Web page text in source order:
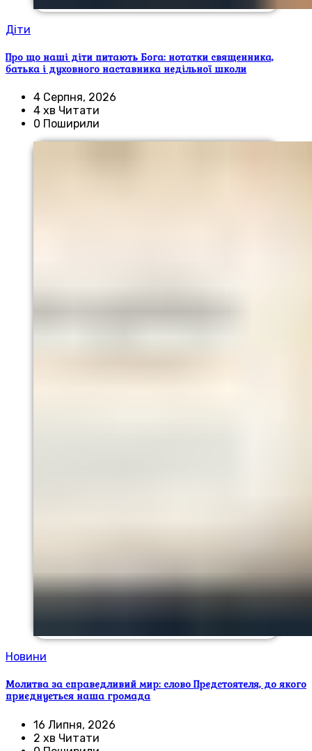
Діти
Про що наші діти питають Бога: нотатки священника,
батька і духовного наставника недільної школи
4 Серпня, 2026
4 хв Читати
0 Поширили
Новини
Молитва за справедливий мир: слово Предстоятеля, до якого
приєднується наша громада
16 Липня, 2026
2 хв Читати